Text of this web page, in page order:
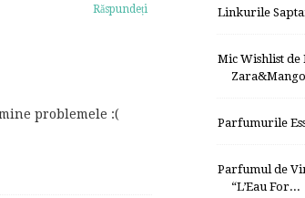
Răspundeți
problemele :(
Linkurile
Mic Wishlist
Zara&Mango
Parfumurile
Parfumul de
“L’Eau For...